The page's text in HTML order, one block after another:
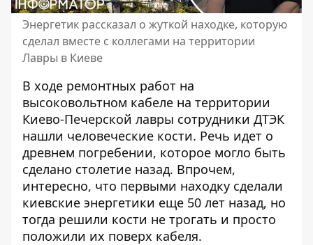
Энергетик рассказал о жуткой находке, которую
сделал вместе с коллегами на территории
Лавры в Киеве
В ходе ремонтных работ на
высоковольтном кабеле на территории
Киево-Печерской лавры сотрудники ДТЭК
нашли человеческие кости. Речь идет о
древнем погребении, которое могло быть
сделано столетие назад. Впрочем,
интересно, что первыми находку сделали
киевские энергетики еще 50 лет назад, но
тогда решили кости не трогать и просто
положили их поверх кабеля.